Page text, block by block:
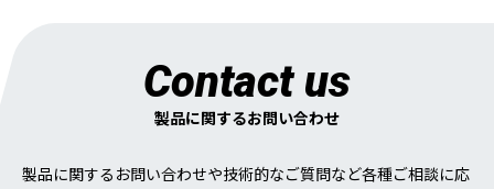
Contact us
製品に関するお問い合わせ
製品に関するお問い合わせや技術的なご質問など各種ご相談に応